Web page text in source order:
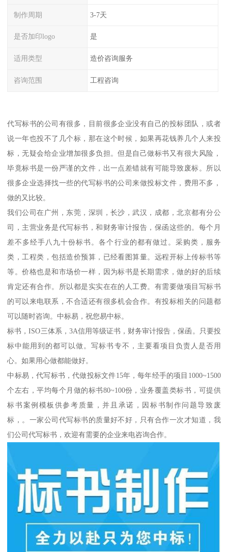
制作周期 3-7天
是否加印logo 是
适用类型 造价咨询服务
咨询范围 工程咨询
代写标书的公司有很多，目前很多企业没有自己的投标团队，或者
说一年也投不了几个标，那在这个时候，如果再花钱养几个人来投
标，无疑会给企业增加很多负担。但是自己做标书又有很大风险，
毕竟标书是一份严谨的文件，出一点差错就有可能导致废标。所以
很多企业选择找一些的代写标书的公司来做投标文件，费用不多，
做的又比较。
我们公司在广州，东莞，深圳，长沙，武汉，成都，北京都有分公
司，主营业务是代写标书，和财务审计报告，保函这些的。每个月
差不多经手八九十份标书。各个行业的都有做过。采购类，服务
类，工程类，包括造价预算，已经看图算量。远程开标上传标书等
等。价格也是和市场价一样，因为标书是长期需求，做的好的后续
肯定还有合作。所以都是实实在在的人工费。有需要做项目写标书
的可以来电联系，不合适还有很多机会合作。有投标相关的问题都
可以随时咨询。中标易，祝您易中标。
标书，ISO三体系，3A信用等级证书，财务审计报告，保函。只要投
标中能用到的都可以做。写标书专不，主要看项目负责人是否用
心。如果用心做都能做好。
中标易，代写标书，代做投标文件15年，每年经手的项目1000~1500
个左右，平均每个月做的标书80~100份，业务覆盖类标书，可提供
标书案例模板供参考质量，并且承诺，因标书制作问题导致废
标，。一家公司代写标书的质量好不好，只有合作一次才知道，我
们公司代写标书，欢迎有需要的企业来电咨询合作。